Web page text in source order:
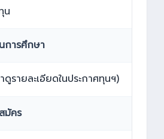
น
การศึกษา
รายละเอียดในประกาศทุนฯ)
มัคร